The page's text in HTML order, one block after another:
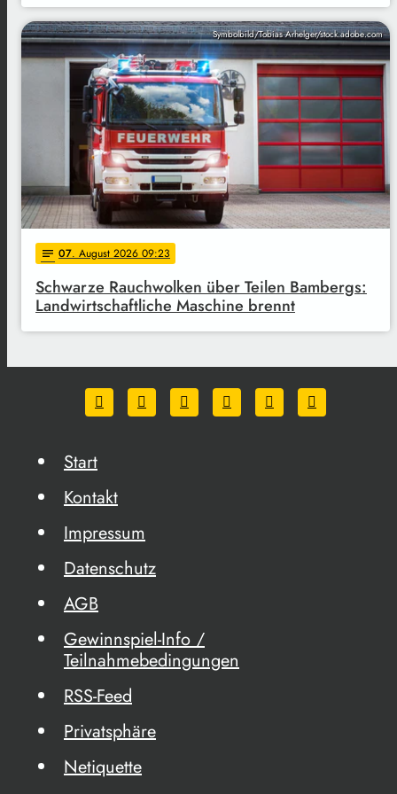
Symbolbild/Tobias Arhelger/stock.adobe.com
notes 07. August 2026 09:23
Schwarze Rauchwolken über Teilen Bambergs:
Landwirtschaftliche Maschine brennt
Start
Kontakt
Impressum
Datenschutz
AGB
Gewinnspiel-Info /
Teilnahmebedingungen
RSS-Feed
Privatsphäre
Netiquette